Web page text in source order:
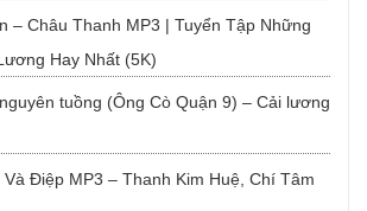
– Châu Thanh MP3 | Tuyển Tập Những
Hay Nhất (5K)
tuồng (Ông Cò Quận 9) – Cải lương
Điệp MP3 – Thanh Kim Huệ, Chí Tâm